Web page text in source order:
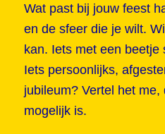
Wat past bij jouw feest
en de sfeer die je wilt.
kan. Iets met een beetje
Iets persoonlijks,
jubileum? Vertel het
mogelijk is.